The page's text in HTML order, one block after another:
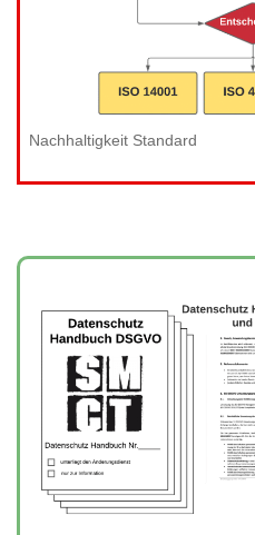
Nachhaltigkeit Standard